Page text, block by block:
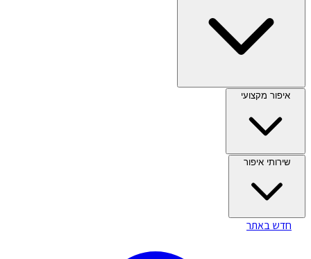
איפור מקצועי
שירותי איפור
חדש באתר